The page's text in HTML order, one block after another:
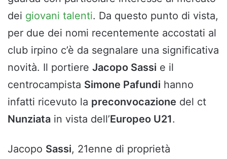
dei giovani talenti. Da questo punto di vista,
per due dei nomi recentemente accostati al
club irpino c’è da segnalare una significativa
novità. Il portiere Jacopo Sassi e il
centrocampista Simone Pafundi hanno
infatti ricevuto la preconvocazione del ct
Nunziata in vista dell’Europeo U21.
Jacopo Sassi, 21enne di proprietà